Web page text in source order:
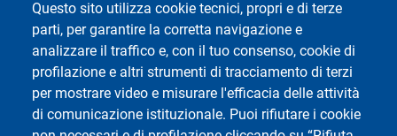
Questo sito utilizza cookie tecnici, propri e di terze
parti, per garantire la corretta navigazione e
analizzare il traffico e, con il tuo consenso, cookie di
profilazione e altri strumenti di tracciamento di terzi
per mostrare video e misurare l'efficacia delle attività
di comunicazione istituzionale. Puoi rifiutare i cookie
ESSE3 Docenti
Privacy
Accessibilità
Mappa del sito
Cookie settings
Chirurgia